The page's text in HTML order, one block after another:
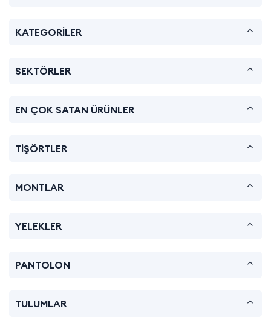
KATEGORİLER
SEKTÖRLER
EN ÇOK SATAN ÜRÜNLER
TİŞÖRTLER
MONTLAR
YELEKLER
PANTOLON
TULUMLAR